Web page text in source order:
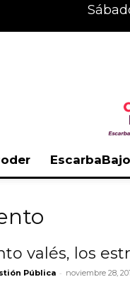
EscarbaBajo
valés, los
Pública - noviembre 28,